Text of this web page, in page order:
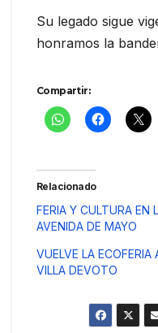
Su legado sigue
honramos la
Compartir:
Relacionado
FERIA Y CULTURA EN
AVENIDA DE MAYO
VUELVE LA ECOFERIA
VILLA DEVOTO